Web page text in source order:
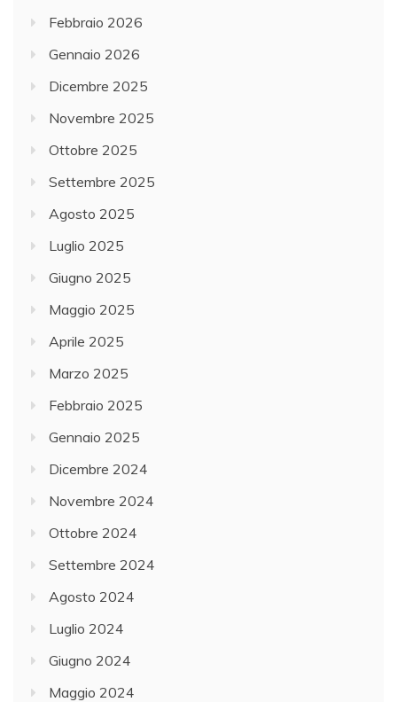
Febbraio 2026
Gennaio 2026
Dicembre 2025
Novembre 2025
Ottobre 2025
Settembre 2025
Agosto 2025
Luglio 2025
Giugno 2025
Maggio 2025
Aprile 2025
Marzo 2025
Febbraio 2025
Gennaio 2025
Dicembre 2024
Novembre 2024
Ottobre 2024
Settembre 2024
Agosto 2024
Luglio 2024
Giugno 2024
Maggio 2024